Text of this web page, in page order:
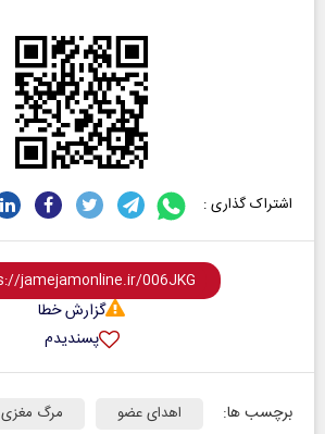
اشتراک گذاری :
گزارش خطا
پسندیدم
برچسب ها: اهدای عضو
مرگ مغزی